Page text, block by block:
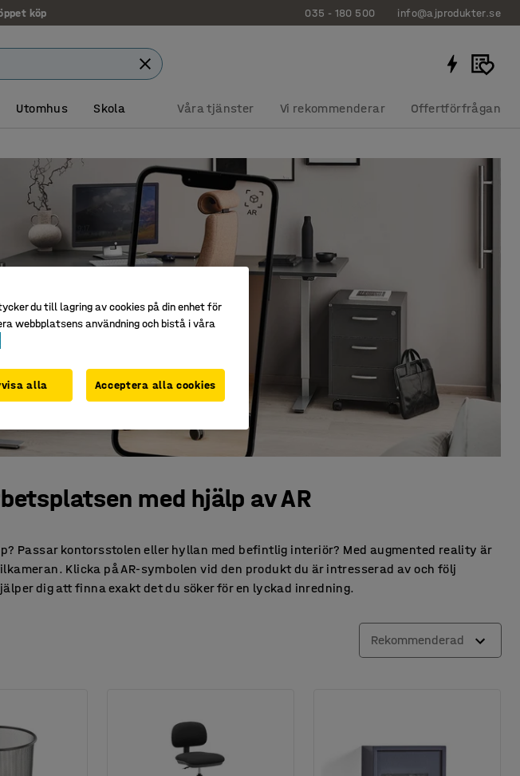
köp 035 - 180 500 info@ajprodukter.se
Utomhus Skola Våra tjänster Vi rekommenderar Offertförfrågan
med hjälp av AR
Passar kontorsstolen eller hyllan med befintlig interiör? Med augmented reality är
Klicka på AR-symbolen vid den produkt du är intresserad av och följ
dig att finna exakt det du söker för en lyckad inredning.
Rekommenderad
du till lagring av cookies på din enhet för
webbplatsens användning och bistå i våra
alla Acceptera alla cookies